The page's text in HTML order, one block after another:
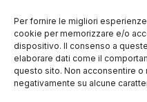
Per fornire le migliori
cookie per memorizzare e/o
dispositivo. Il consenso a
elaborare dati come il
questo sito. Non acconsentire
negativamente su alcune
PEC: gtechgroup@pec.it
Privacy Policy
Cookie Policy
Termini e Condizioni